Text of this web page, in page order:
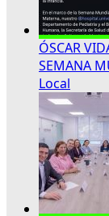
ÓSCAR
SEMANA
Local